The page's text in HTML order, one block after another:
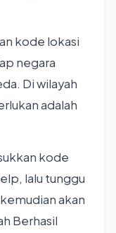
kode lokasi
negara
Di wilayah
adalah
kode
lalu tunggu
akan
Berhasil